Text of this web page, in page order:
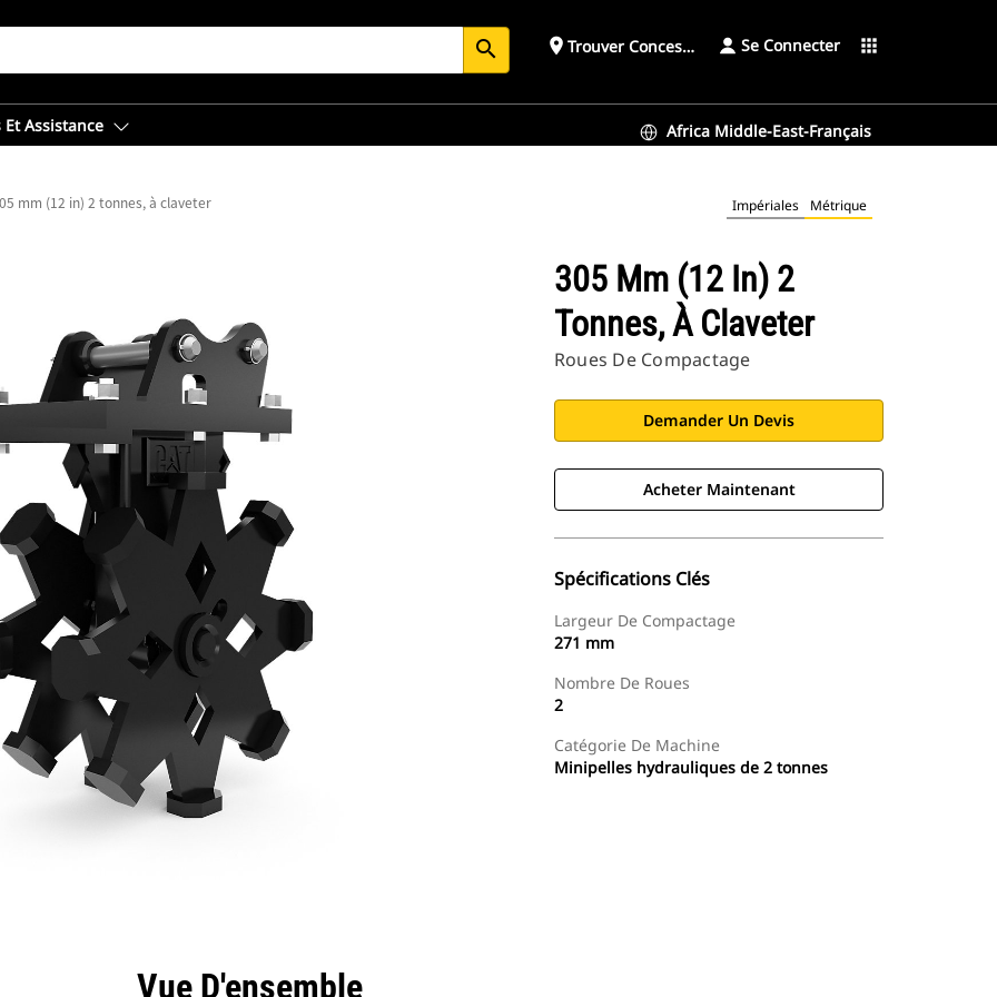
search place Trouver ConcessionnaireSe Connecter apps
Et Assistance Africa Middle-East-Français
mm (12 in) 2 tonnes, à claveter Impériales Métrique
305 Mm (12 In) 2
Tonnes, À Claveter
Roues De Compactage
Demander Un Devis
Acheter Maintenant
Spécifications Clés
Largeur De Compactage
271 mm
Nombre De Roues
2
Catégorie De Machine
Minipelles hydrauliques de 2 tonnes
Vue D'ensemble